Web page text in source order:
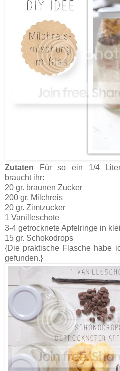
Zutaten Für so ein 1/4 Liter
braucht ihr:
20 gr. braunen Zucker
200 gr. Milchreis
20 gr. Zimtzucker
1 Vanilleschote
3-4 getrocknete Apfelringe in
15 gr. Schokodrops
{Die praktische Flasche habe
gefunden.}